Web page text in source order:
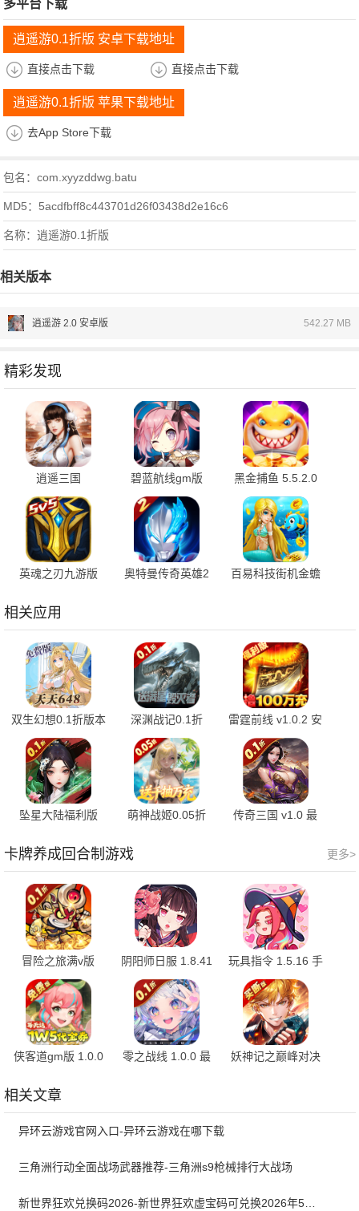
多平台下载
逍遥游0.1折版 安卓下载地址
直接点击下载 直接点击下载
逍遥游0.1折版 苹果下载地址
去App Store下载
包名：com.xyyzddwg.batu
MD5：5acdfbff8c443701d26f03438d2e16c6
名称：逍遥游0.1折版
相关版本
逍遥游 2.0 安卓版 542.27 MB
精彩发现
逍遥三国
3.1.0.00150002 官
方版
碧蓝航线gm版
9.7.10 安卓版
黑金捕鱼 5.5.2.0
免费版
英魂之刃九游版
奥特曼传奇英雄2
百易科技街机金蟾
相关应用
双生幻想0.1折版本
6.6.224 手机版
深渊战记0.1折
1.0.0.0 官方版
雷霆前线 v1.0.2 安
卓版
坠星大陆福利版
萌神战姬0.05折
传奇三国 v1.0 最
更多>
卡牌养成回合制游戏
冒险之旅满v版
1.0.0 最新版
阴阳师日服 1.8.41
安卓版
玩具指令 1.5.16 手
机版
侠客道gm版 1.0.0
零之战线 1.0.0 最
妖神记之巅峰对决
相关文章
异环云游戏官网入口-异环云游戏在哪下载
三角洲行动全面战场武器推荐-三角洲s9枪械排行大战场
新世界狂欢兑换码2026-新世界狂欢虚宝码可兑换2026年5月最新